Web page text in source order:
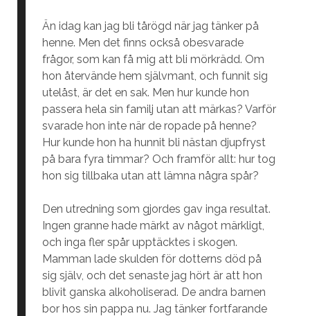
Än idag kan jag bli tårögd när jag tänker på
henne. Men det finns också obesvarade
frågor, som kan få mig att bli mörkrädd. Om
hon återvände hem självmant, och funnit sig
utelåst, är det en sak. Men hur kunde hon
passera hela sin familj utan att märkas? Varför
svarade hon inte när de ropade på henne?
Hur kunde hon ha hunnit bli nästan djupfryst
på bara fyra timmar? Och framför allt: hur tog
hon sig tillbaka utan att lämna några spår?
Den utredning som gjordes gav inga resultat.
Ingen granne hade märkt av något märkligt,
och inga fler spår upptäcktes i skogen.
Mamman lade skulden för dotterns död på
sig själv, och det senaste jag hört är att hon
blivit ganska alkoholiserad. De andra barnen
bor hos sin pappa nu. Jag tänker fortfarande